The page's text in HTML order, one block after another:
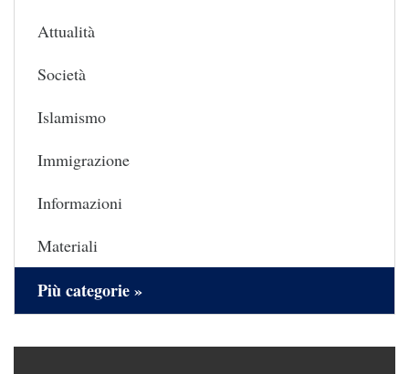
Attualità
Società
Islamismo
Immigrazione
Informazioni
Materiali
Più categorie »